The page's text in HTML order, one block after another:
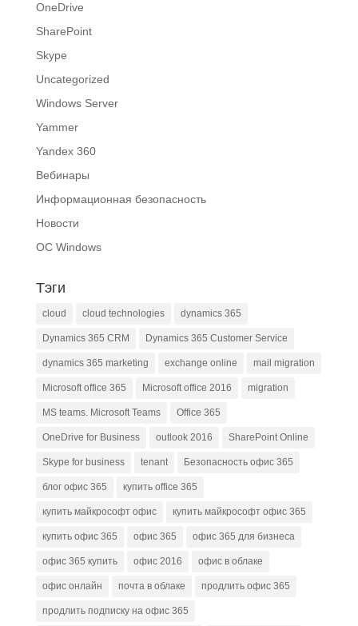
OneDrive
SharePoint
Skype
Uncategorized
Windows Server
Yammer
Yandex 360
Вебинары
Информационная безопасность
Новости
ОС Windows
Тэги
cloud cloud technologies dynamics 365
Dynamics 365 CRM Dynamics 365 Customer Service
dynamics 365 marketing exchange online mail migration
Microsoft office 365 Microsoft office 2016 migration
MS teams. Microsoft Teams Office 365
OneDrive for Business outlook 2016 SharePoint Online
Skype for business tenant Безопасность офис 365
блог офис 365 купить office 365
купить майкрософт офис купить майкрософт офис 365
купить офис 365 офис 365 офис 365 для бизнеса
офис 365 купить офис 2016 офис в облаке
офис онлайн почта в облаке продлить офис 365
продлить подписку на офис 365